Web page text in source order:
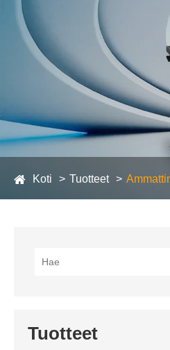
Koti Tuotteet
Tuotteet